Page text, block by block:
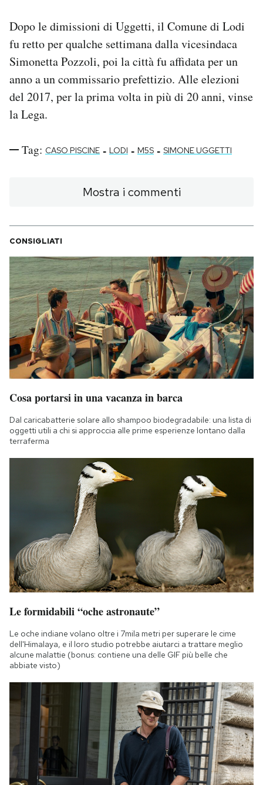
Dopo le dimissioni di Uggetti, il Comune di Lodi
fu retto per qualche settimana dalla vicesindaca
Simonetta Pozzoli, poi la città fu affidata per un
anno a un commissario prefettizio. Alle elezioni
del 2017, per la prima volta in più di 20 anni, vinse
la Lega.
Tag: CASO PISCINE - LODI - M5S - SIMONE UGGETTI
Mostra i commenti
CONSIGLIATI
Cosa portarsi in una vacanza in barca
Dal caricabatterie solare allo shampoo biodegradabile: una lista di
oggetti utili a chi si approccia alle prime esperienze lontano dalla
terraferma
Le formidabili “oche astronaute”
Le oche indiane volano oltre i 7mila metri per superare le cime
dell'Himalaya, e il loro studio potrebbe aiutarci a trattare meglio
alcune malattie (bonus: contiene una delle GIF più belle che
abbiate visto)